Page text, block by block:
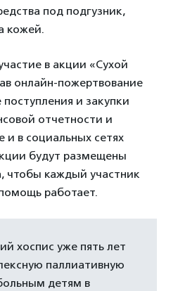
под подгузник,
кожей.
в акции «Сухой
онлайн-пожертвование
поступления и закупки
отчетности и
и в социальных сетях
будут размещены
чтобы каждый участник
работает.
хоспис уже пять лет
паллиативную
детям в